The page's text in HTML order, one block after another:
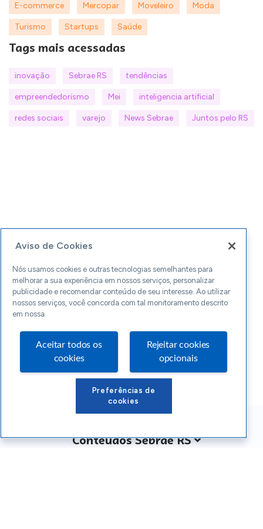
E-commerce Mercopar Moveleiro Moda
Turismo Startups Saúde
Tags mais acessadas
inovação Sebrae RS tendências
empreendedorismo Mei inteligencia artificial
redes sociais varejo News Sebrae Juntos pelo RS
Conteúdos Sebrae RS
Aviso de Cookies
Nós usamos cookies e outras tecnologias semelhantes para
melhorar a sua experiência em nossos serviços, personalizar
publicidade e recomendar conteúdo de seu interesse. Ao utilizar
nossos serviços, você concorda com tal monitoramento descrito
em nossa
Aceitar todos os
cookies
Rejeitar cookies
opcionais
Preferências de
cookies